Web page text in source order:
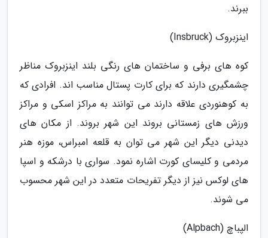
ببرند.
اینزبروک (Insbruck)
کوه های برفی و ساختمان های رنگی بلند اینزبروک مناظر
چشمگیری دارند که برای کارت پستال مناسب اند. افرادی که
به کوهنوردی علاقه دارند می توانند به مراکز اسکی و مراکز
ورزش های زمستانی بروند این شهر بروند. از مکان های
دیدنی دیگر این شهر می توان به قلعه امبراس، موزه هنر
مردمی و کلیسای کورت اشاره نمود. سواری با درشکه و اسپا
های لوکس نیز از دیگر تفریحات متعدد در این شهر محسوب
می شوند.
الپباچ (Alpbach)